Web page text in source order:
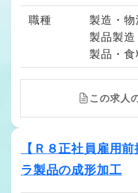
職種
製造・
製品製
製品・食
この求人
【Ｒ８正社員雇用
ラ製品の成形加工